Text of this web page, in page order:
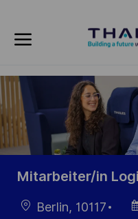
-
Mitarbeiter/in
LocationBerlin, 10117